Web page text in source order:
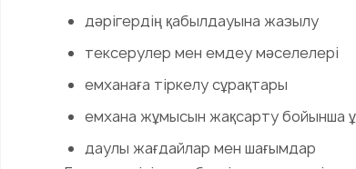
дәрігердің қабылдауына жазылу
тексерулер мен емдеу мәселелері
емханаға тіркелу сұрақтары
емхана жұмысын жақсарту бойынша
даулы жағдайлар мен шағымдар